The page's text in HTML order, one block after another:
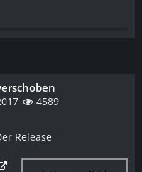
4589
Release